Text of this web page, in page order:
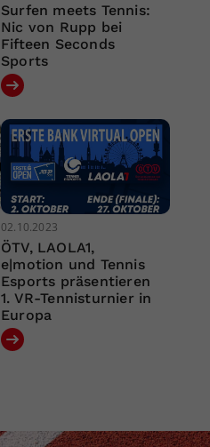
Surfen meets Tennis:
Nic von Rupp bei
Fifteen Seconds
Sports
02.10.2023
ÖTV, LAOLA1,
e|motion und Tennis
Esports präsentieren
1. VR-Tennisturnier in
Europa